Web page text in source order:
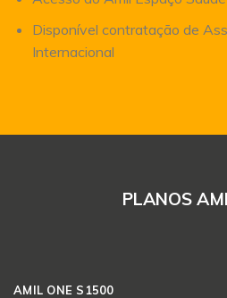
Disponível contratação de
Internacional
PLANOS
AMIL ONE S1500